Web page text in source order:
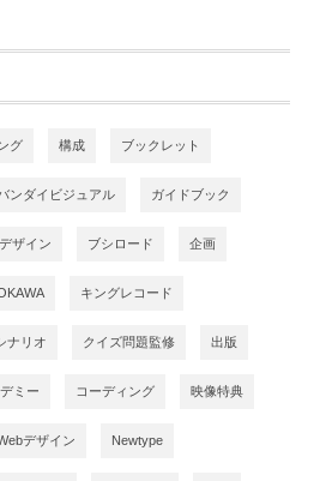
グ 構成 ブックレット
ンダイビジュアル ガイドブック
デザイン ブシロード 企画
キングレコード
ナリオ クイズ問題監修 出版
ミー コーディング 映像特典
デザイン Newtype